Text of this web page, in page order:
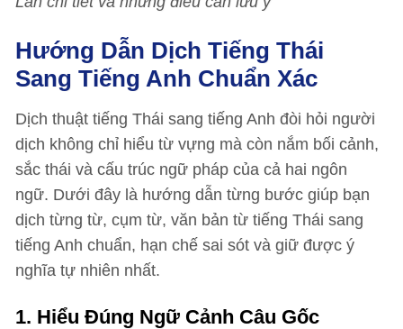
Hướng Dẫn Dịch Tiếng Thái
Sang Tiếng Anh Chuẩn Xác
Dịch thuật tiếng Thái sang tiếng Anh đòi hỏi người
dịch không chỉ hiểu từ vựng mà còn nắm bối cảnh,
sắc thái và cấu trúc ngữ pháp của cả hai ngôn
ngữ. Dưới đây là hướng dẫn từng bước giúp bạn
dịch từng từ, cụm từ, văn bản từ tiếng Thái sang
tiếng Anh chuẩn, hạn chế sai sót và giữ được ý
nghĩa tự nhiên nhất.
1. Hiểu Đúng Ngữ Cảnh Câu Gốc